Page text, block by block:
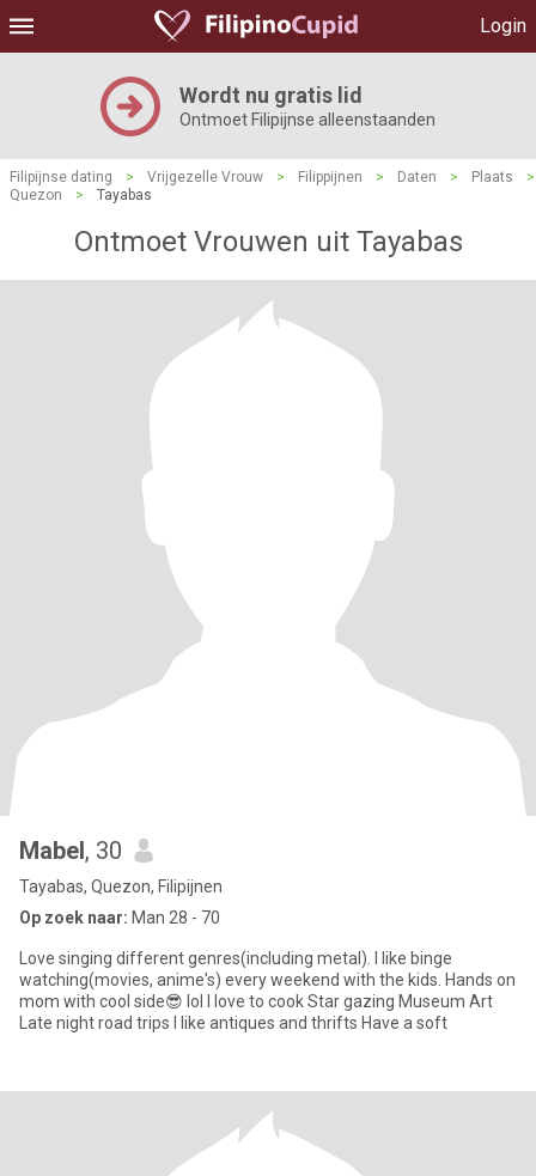
Login
Wordt nu gratis lid
Ontmoet Filipijnse alleenstaanden
Filipijnse dating > Vrijgezelle Vrouw > Filippijnen > Daten > Plaats
>
Quezon
> Tayabas
Ontmoet Vrouwen uit Tayabas
Mabel, 30
Tayabas, Quezon, Filipijnen
Op zoek naar: Man 28 - 70
Love singing different genres(including metal). I like binge
watching(movies, anime's) every weekend with the kids. Hands on
mom with cool side😎 lol I love to cook Star gazing Museum Art
Late night road trips I like antiques and thrifts Have a soft